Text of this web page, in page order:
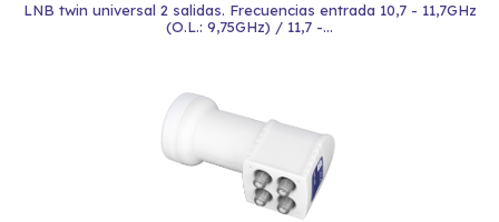
LNB twin universal 2 salidas. Frecuencias entrada 10,7 - 11,7GHz
(O.L.: 9,75GHz) / 11,7 -...